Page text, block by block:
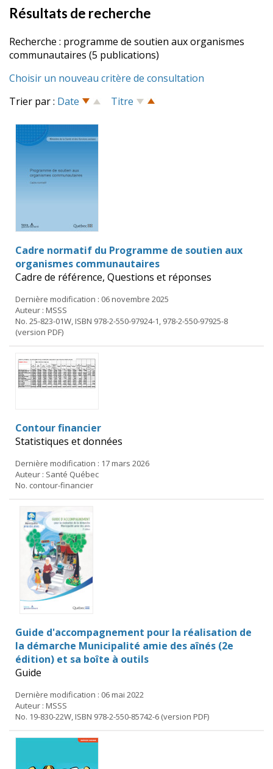
Résultats de recherche
Recherche : programme de soutien aux organismes
communautaires (5 publications)
Choisir un nouveau critère de consultation
Trier par : Date Titre
Cadre normatif du Programme de soutien aux
organismes communautaires
Cadre de référence, Questions et réponses
Dernière modification : 06 novembre 2025
Auteur : MSSS
No. 25-823-01W, ISBN 978-2-550-97924-1, 978-2-550-97925-8
(version PDF)
Contour financier
Statistiques et données
Dernière modification : 17 mars 2026
Auteur : Santé Québec
No. contour-financier
Guide d'accompagnement pour la réalisation de
la démarche Municipalité amie des aînés (2e
édition) et sa boîte à outils
Guide
Dernière modification : 06 mai 2022
Auteur : MSSS
No. 19-830-22W, ISBN 978-2-550-85742-6 (version PDF)